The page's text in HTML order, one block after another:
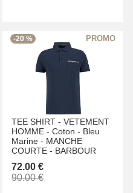
-20 %
TEE SHIRT - VETEMENT
HOMME - Coton - Bleu
Marine - MANCHE
COURTE - BARBOUR
72.00 €
90.00 €